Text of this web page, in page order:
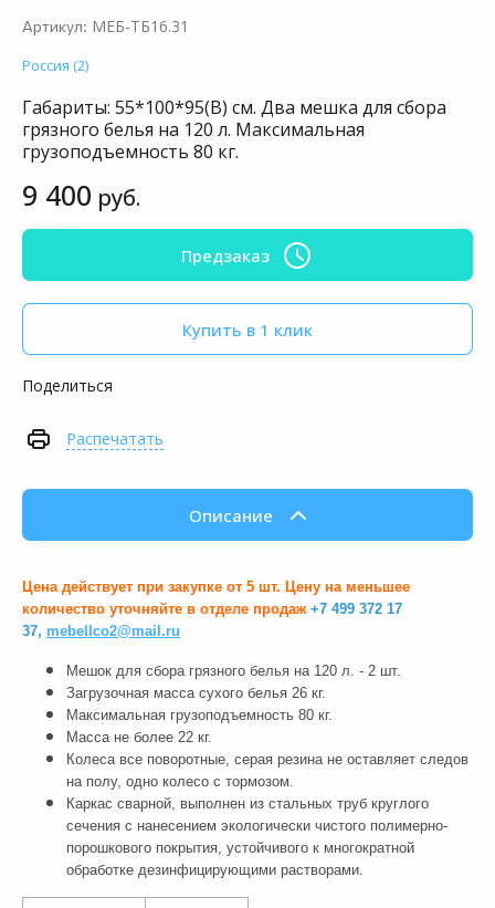
Артикул: МЕБ-ТБ16.31
Россия (2)
Габариты: 55*100*95(В) см. Два мешка для сбора
грязного белья на 120 л. Максимальная
грузоподъемность 80 кг.
9 400 руб.
Предзаказ
Купить в 1 клик
Поделиться
Распечатать
Описание
Цена действует при закупке от 5 шт. Цену на меньшее
количество уточняйте в отделе продаж +7 499 372 17
37, mebellco2@mail.ru
Мешок для сбора грязного белья на 120 л. - 2 шт.
Загрузочная масса сухого белья 26 кг.
Максимальная грузоподъемность 80 кг.
Масса не более 22 кг.
Колеса все поворотные, серая резина не оставляет следов
на полу, одно колесо с тормозом.
Каркас сварной, выполнен из стальных труб круглого
сечения с нанесением экологически чистого полимерно-
порошкового покрытия, устойчивого к многократной
обработке дезинфицирующими растворами.